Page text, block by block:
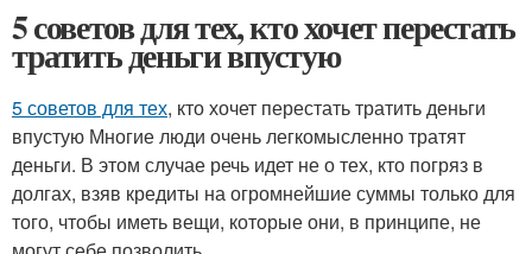
5 советов для тех, кто хочет перестать
тратить деньги впустую
5 советов для тех, кто хочет перестать тратить деньги
впустую Многие люди очень легкомысленно тратят
деньги. В этом случае речь идет не о тех, кто погряз в
долгах, взяв кредиты на огромнейшие суммы только для
того, чтобы иметь вещи, которые они, в принципе, не